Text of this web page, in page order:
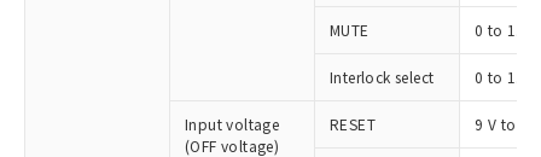
MUTE 0 to 1.5
Interlock select 0 to 1.5
Input voltage
(OFF voltage)
RESET 9 V to